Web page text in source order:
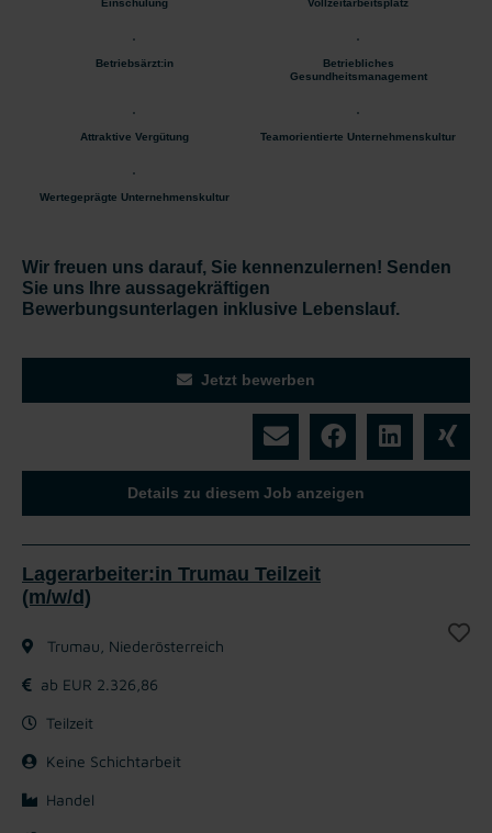
Einschulung Vollzeitarbeitsplatz
Betriebsärzt:in
Betriebliches
Gesundheitsmanagement
Attraktive Vergütung Teamorientierte Unternehmenskultur
Wertegeprägte Unternehmenskultur
Wir freuen uns darauf, Sie kennenzulernen! Senden
Sie uns Ihre aussagekräftigen
Bewerbungsunterlagen inklusive Lebenslauf.
Jetzt bewerben
Details zu diesem Job anzeigen
Lagerarbeiter:in Trumau Teilzeit
(m/w/d)
Trumau, Niederösterreich
ab EUR 2.326,86
Teilzeit
Keine Schichtarbeit
Handel